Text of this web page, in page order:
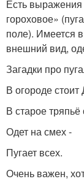
Есть
гороховое»
поле). Имеется
внешний вид,
Загадки про
В огороде стоит
В старое тряпьё
Одет на смех -
Пугает всех.
Очень важен,